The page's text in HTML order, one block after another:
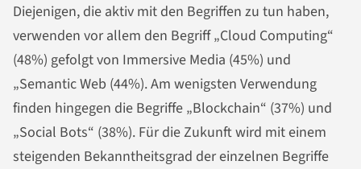
Diejenigen, die aktiv mit den Begriffen zu tun haben,
verwenden vor allem den Begriff „Cloud Computing“
(48%) gefolgt von Immersive Media (45%) und
„Semantic Web (44%). Am wenigsten Verwendung
finden hingegen die Begriffe „Blockchain“ (37%) und
„Social Bots“ (38%). Für die Zukunft wird mit einem
steigenden Bekanntheitsgrad der einzelnen Begriffe